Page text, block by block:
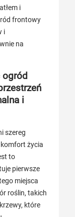
i
frontowy
i
na
ogród
i
szereg
życia
to
pierwsze
miejsca
roślin, takich
które